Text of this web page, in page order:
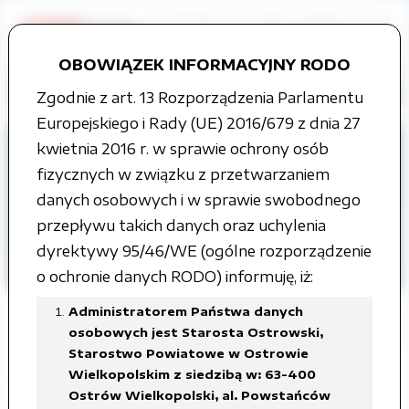
OBOWIĄZEK INFORMACYJNY RODO
Zgodnie z art. 13 Rozporządzenia Parlamentu
Europejskiego i Rady (UE) 2016/679 z dnia 27
kwietnia 2016 r. w sprawie ochrony osób
fizycznych w związku z przetwarzaniem
danych osobowych i w sprawie swobodnego
przepływu takich danych oraz uchylenia
dyrektywy 95/46/WE (ogólne rozporządzenie
o ochronie danych RODO) informuję, iż:
Administratorem Państwa danych
osobowych jest Starosta Ostrowski,
Starostwo Powiatowe w Ostrowie
Wielkopolskim z siedzibą w: 63-400
Ostrów Wielkopolski, al. Powstańców
Strona główna
Grupy tematyczne
Informacja o środowisku i jego ochronie
Instalacje wytwarzające pola
elektromagnetyczne
Miasto Ostrów Wielkopolski
Zmiana zgłaszenia stacji bazowej